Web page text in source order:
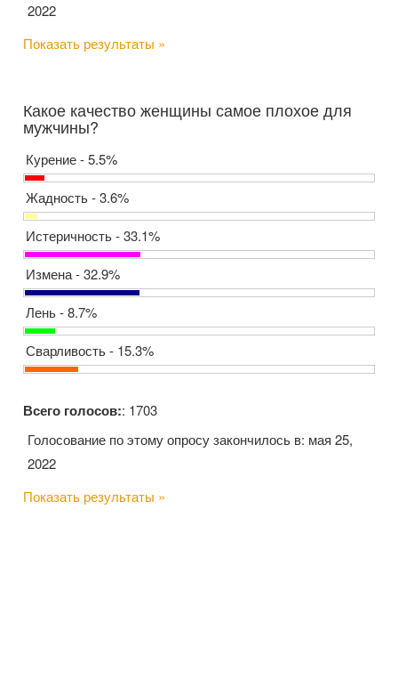
2022
Показать результаты »
Какое качество женщины самое плохое для
мужчины?
Курение - 5.5%
Жадность - 3.6%
Истеричность - 33.1%
Измена - 32.9%
Лень - 8.7%
Сварливость - 15.3%
Всего голосов:: 1703
Голосование по этому опросу закончилось в: мая 25,
2022
Показать результаты »